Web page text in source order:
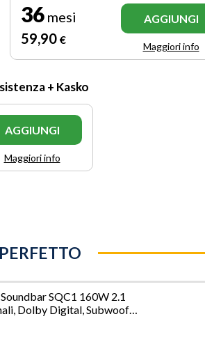
36 mesi
59,90 €
AGGIUNGI
Maggiori info
+ Kasko
AGGIUNGI
Maggiori info
Soundbar SQC1 160W 2.1
Dolby Digital, Subwoofer